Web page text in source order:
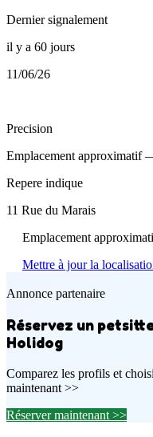
Dernier signalement
il y a 60 jours
11/06/26
Precision
Emplacement approximatif
Repere indique
11 Rue du Marais
Emplacement
Mettre à jour la
Annonce partenaire
Réservez un
Holidog
Comparez les profils et
maintenant >>
Réserver maintenant >>